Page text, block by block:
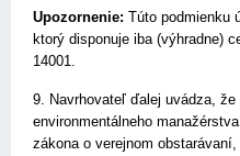
Upozornenie: Túto podmienku
ktorý disponuje iba (výhradne)
14001.
9. Navrhovateľ ďalej uvádza,
environmentálneho
zákona o verejnom